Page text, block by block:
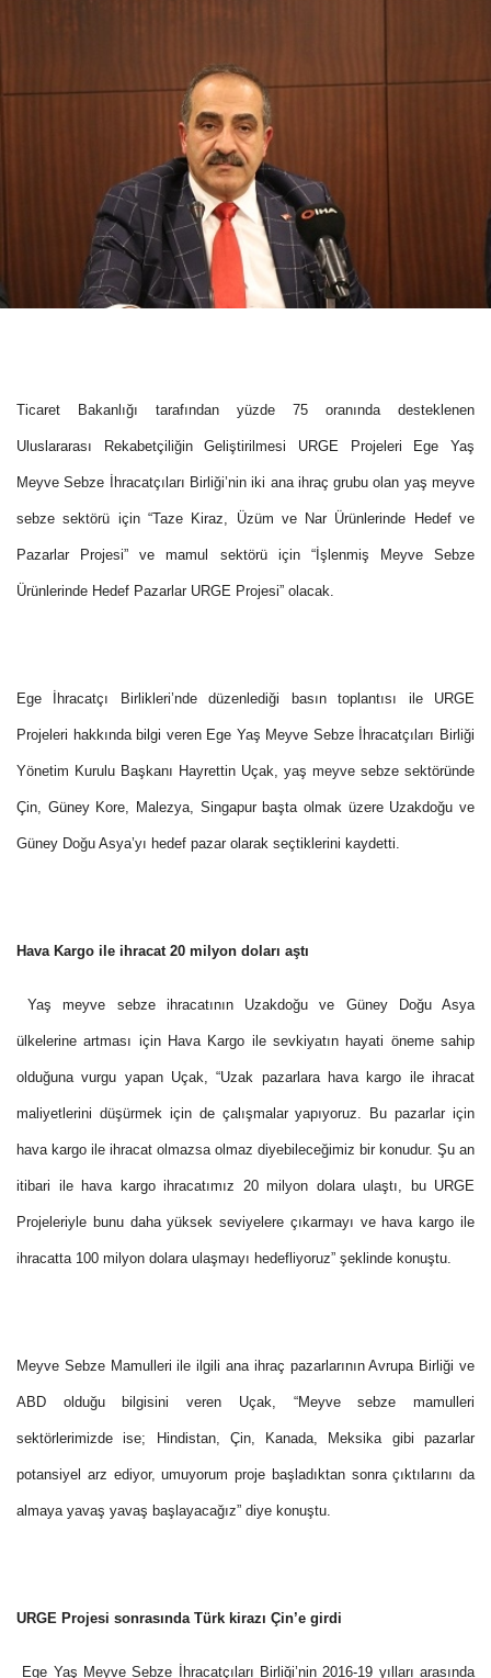
Ticaret Bakanlığı tarafından yüzde 75 oranında desteklenen
Uluslararası Rekabetçiliğin Geliştirilmesi URGE Projeleri Ege Yaş
Meyve Sebze İhracatçıları Birliği’nin iki ana ihraç grubu olan yaş meyve
sebze sektörü için “Taze Kiraz, Üzüm ve Nar Ürünlerinde Hedef ve
Pazarlar Projesi” ve mamul sektörü için “İşlenmiş Meyve Sebze
Ürünlerinde Hedef Pazarlar URGE Projesi” olacak.
Ege İhracatçı Birlikleri’nde düzenlediği basın toplantısı ile URGE
Projeleri hakkında bilgi veren Ege Yaş Meyve Sebze İhracatçıları Birliği
Yönetim Kurulu Başkanı Hayrettin Uçak, yaş meyve sebze sektöründe
Çin, Güney Kore, Malezya, Singapur başta olmak üzere Uzakdoğu ve
Güney Doğu Asya’yı hedef pazar olarak seçtiklerini kaydetti.
Hava Kargo ile ihracat 20 milyon doları aştı
Yaş meyve sebze ihracatının Uzakdoğu ve Güney Doğu Asya
ülkelerine artması için Hava Kargo ile sevkiyatın hayati öneme sahip
olduğuna vurgu yapan Uçak, “Uzak pazarlara hava kargo ile ihracat
maliyetlerini düşürmek için de çalışmalar yapıyoruz. Bu pazarlar için
hava kargo ile ihracat olmazsa olmaz diyebileceğimiz bir konudur. Şu an
itibari ile hava kargo ihracatımız 20 milyon dolara ulaştı, bu URGE
Projeleriyle bunu daha yüksek seviyelere çıkarmayı ve hava kargo ile
ihracatta 100 milyon dolara ulaşmayı hedefliyoruz” şeklinde konuştu.
Meyve Sebze Mamulleri ile ilgili ana ihraç pazarlarının Avrupa Birliği ve
ABD olduğu bilgisini veren Uçak, “Meyve sebze mamulleri
sektörlerimizde ise; Hindistan, Çin, Kanada, Meksika gibi pazarlar
potansiyel arz ediyor, umuyorum proje başladıktan sonra çıktılarını da
almaya yavaş yavaş başlayacağız” diye konuştu.
URGE Projesi sonrasında Türk kirazı Çin’e girdi
Ege Yaş Meyve Sebze İhracatçıları Birliği’nin 2016-19 yılları arasında